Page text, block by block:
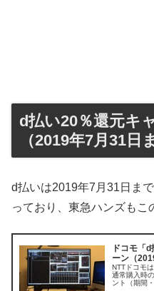
d払い20％還元キ
（2019年7月31日
d払いは2019年7月31日ま
っており、東急ハンズもこ
ドコモ「
ーン（
NTTドコモ
通常購入時
ント（期間